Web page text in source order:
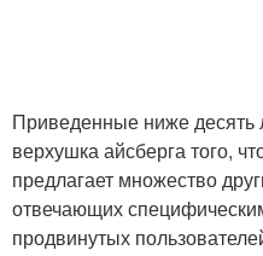
Приведенные ниже
верхушка айсберга того,
предлагает множество
отвечающих
продвинутых